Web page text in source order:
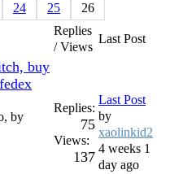
24 25 26
Replies
/ Views
Last Post
buy
by
Replies:
75
Views:
137
Last Post
by
xaolinkid2
4 weeks 1
day ago